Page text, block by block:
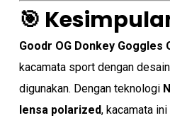
🎯
Goodr OG Donkey Goggles
kacamata sport dengan
digunakan. Dengan teknologi
lensa polarized, kacamata